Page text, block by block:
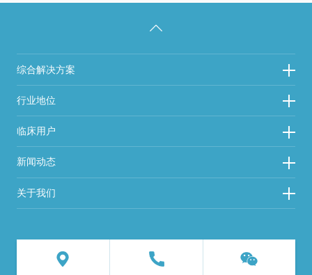
综合解决方案
行业地位
临床用户
新闻动态
关于我们